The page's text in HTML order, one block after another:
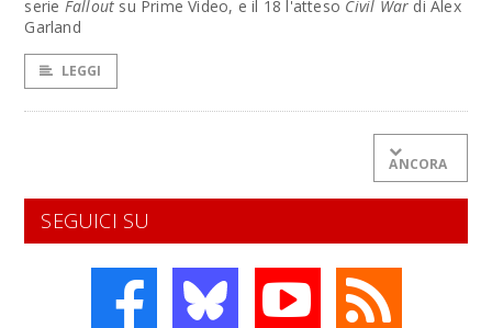
serie Fallout su Prime Video, e il 18 l'atteso Civil War di Alex
Garland
LEGGI
ANCORA
SEGUICI SU